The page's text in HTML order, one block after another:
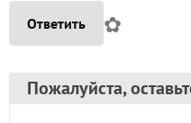
Ответить ✿
Пожалуйста,